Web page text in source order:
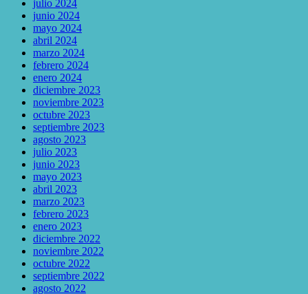
julio 2024
junio 2024
mayo 2024
abril 2024
marzo 2024
febrero 2024
enero 2024
diciembre 2023
noviembre 2023
octubre 2023
septiembre 2023
agosto 2023
julio 2023
junio 2023
mayo 2023
abril 2023
marzo 2023
febrero 2023
enero 2023
diciembre 2022
noviembre 2022
octubre 2022
septiembre 2022
agosto 2022